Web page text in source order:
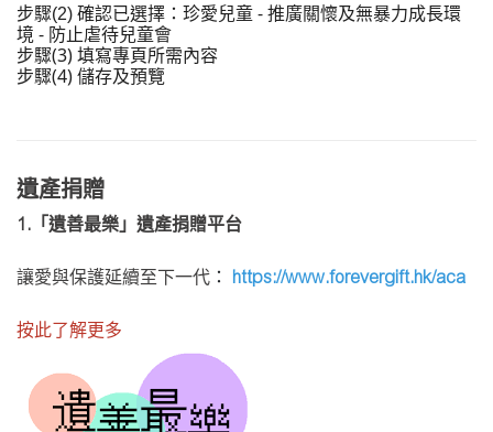
步驟(2) 確認已選擇：珍愛兒童 - 推廣關懷及無暴力成長環
境 - 防止虐待兒童會
步驟(3) 填寫專頁所需內容
步驟(4) 儲存及預覽
遺產捐贈
1.「遺善最樂」遺產捐贈平台
讓愛與保護延續至下一代 ： https://www.forevergift.hk/aca
按此了解更多